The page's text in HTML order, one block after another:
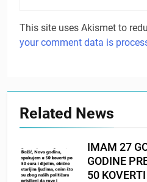
This site uses Akismet to
your comment data is
Related News
IMAM 27
GODINE
50